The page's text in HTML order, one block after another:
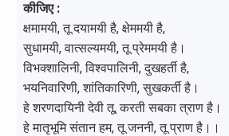
कीजिए :
क्षमामयी, तू दयामयी है, क्षेममयी है,
सुधामयी, वात्सल्यमयी, तू प्रेममयी है।
विभक्शालिनी, विश्वपालिनी, दुखहर्ती है,
भयनिवारिणी, शांतिकारिणी, सुखकर्ती है।
हे शरणदायिनी देवी तू, करती सबका त्राण है।
हे मातृभूमि संतान हम, तू जननी, तू प्राण है।।